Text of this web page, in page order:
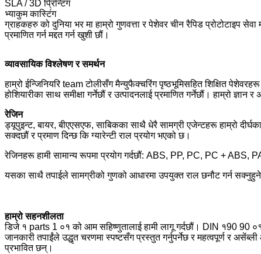
SLA / 3D प्रिन्टिंग
भ्याकुम कास्टिंग
ग्राहकहरु को दुनिया भर मा हाम्रो गुणवत्ता र पेशेवर चीन रैपिड प्रोटोटाइप
प्रमाणित गर्न मद्दत गर्न खुशी छौं।
व्यावसायिक विश्लेषण र समर्थन
हाम्रो ईन्जिनियरि team टोलीसँग मैन्युफैक्चरिंग पृष्ठभूमिसहित शिक्षित
होशियारीका साथ समीक्षा गर्नेछौं र उत्पादनलाई प्रमाणित गर्नेछौं। हाम्रो
रेजिन
ड्यूपुइन्ट, बायर, बीएएसएफ, साबिकका साथै धेरै सामग्री एजेन्टहरू हाम्रो
सक्दछौं र प्रमाण दिन्छ कि ग्यारेन्टी राल प्रयोग भएको छ।
रेजिनहरू हामी सामान्य रूपमा प्रयोग गर्दछौं: ABS, PP, PC, PC +
यसका साथै तपाईले सामग्रीको गुणको आधारमा उपयुक्त राल छनौट गर्न
हाम्रो सहनशीलता
डिजे १ parts 1 ०१ को आम सहिष्णुतालाई हामी लागू गर्दछौं। DIN १90 90 ०१
जानकारी तपाईंले उद्धृत चरणमा स्पष्टसँग प्रस्तुत गर्नुपर्नेछ र महत्वपूर्ण र
प्रभावित छन्।